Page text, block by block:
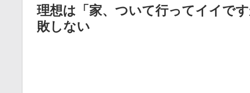
理想は「家、ついて行ってイイで
敗しない